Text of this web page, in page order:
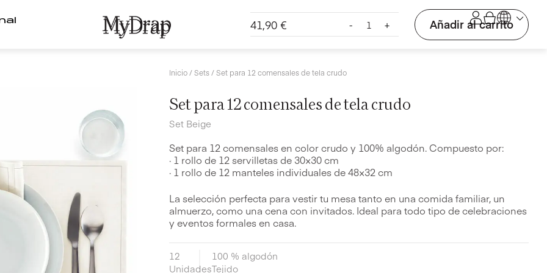
41,90 € -
tela
cantidad
+ Añadir al carrito
Inicio/Sets/ Set para 12 comensales de tela crudo
Set para 12 comensales de tela crudo
Set Beige
Set para 12 comensales en color crudo y 100% algodón. Compuesto por:
· 1 rollo de 12 servilletas de 30×30 cm
· 1 rollo de 12 manteles individuales de 48×32 cm
La selección perfecta para vestir tu mesa tanto en una comida familiar, un
almuerzo, como una cena con invitados. Ideal para todo tipo de celebraciones
y eventos formales en casa.
12
Unidades
100 % algodón
Tejido